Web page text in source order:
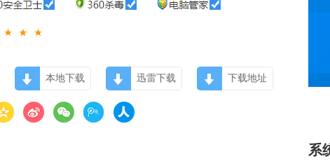
系
本地下载 迅雷下载 下载地址